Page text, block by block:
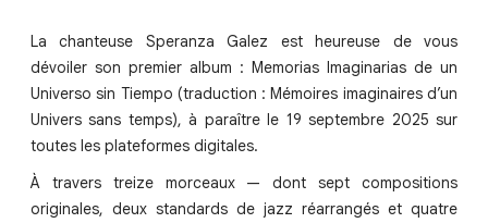
La chanteuse Speranza Galez est heureuse de vous
dévoiler son premier album : Memorias Imaginarias de un
Universo sin Tiempo (traduction : Mémoires imaginaires d’un
Univers sans temps), à paraître le 19 septembre 2025 sur
toutes les plateformes digitales.
À travers treize morceaux — dont sept compositions
originales, deux standards de jazz réarrangés et quatre